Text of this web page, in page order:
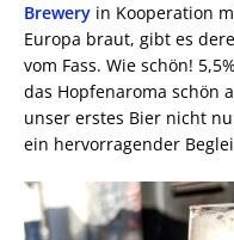
Brewery in Kooperation
Europa braut, gibt es
vom Fass. Wie schön!
das Hopfenaroma schön
unser erstes Bier nicht
ein hervorragender